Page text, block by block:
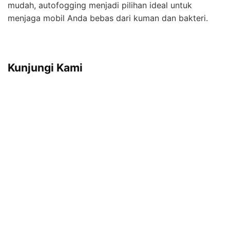
mudah, autofogging menjadi pilihan ideal untuk
menjaga mobil Anda bebas dari kuman dan bakteri.
Kunjungi Kami